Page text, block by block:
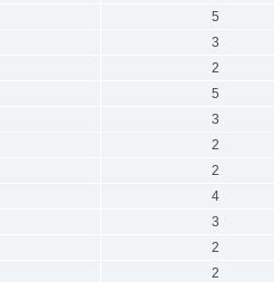
5
3
2
5
3
2
2
4
3
2
2